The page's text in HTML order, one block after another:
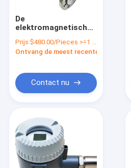
De
elektromagnetische
Precisie van de
Stroommeter voor
Prijs:$480.00/Pieces >=1 Pieces
Ontvang de meest recente Prijs
Contact nu